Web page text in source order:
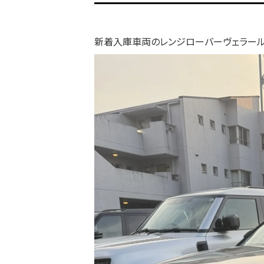
新着入庫車両のレンジローバーヴェラール